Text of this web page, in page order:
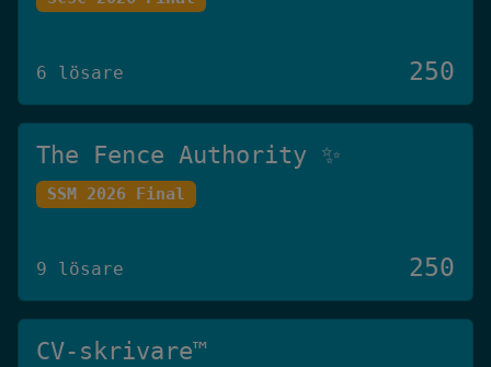
6 lösare 250
The Fence Authority ✨
SSM 2026 Final
9 lösare 250
CV-skrivare™️